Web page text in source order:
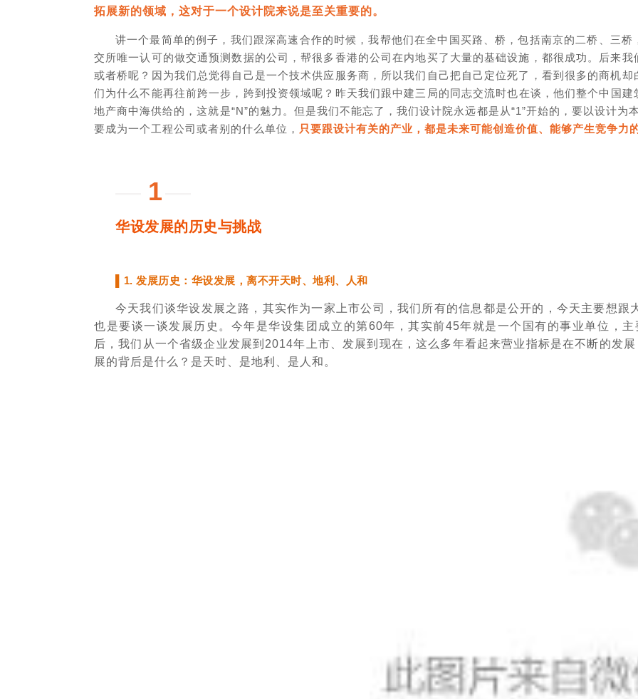
拓展新的领域，这对于一个设计院来说是至关重要的。
讲一个最简单的例子，我们跟深高速合作的时候，我帮他们在全中国买路、桥，包括南京的二桥、三
交所唯一认可的做交通预测数据的公司，帮很多香港的公司在内地买了大量的基础设施，都很成功。后来
或者桥呢？因为我们总觉得自己是一个技术供应服务商，所以我们自己把自己定位死了，看到很多的商机
们为什么不能再往前跨一步，跨到投资领域呢？昨天我们跟中建三局的同志交流时也在谈，他们整个中国
地产商中海供给的，这就是“N”的魅力。但是我们不能忘了，我们设计院永远都是从“1”开始的，要以设计为
要成为一个工程公司或者别的什么单位， 只要跟设计有关的产业，都是未来可能创造价值、能够产生竞争力
1
华设发展的历史与挑战
▌1. 发展历史：华设发展，离不开天时、地利、人和
今天我们谈华设发展之路，其实作为一家上市公司，我们所有的信息都是公开的，今天主要想跟
也是要谈一谈发展历史。今年是华设集团成立的第60年，其实前45年就是一个国有的事业单位，
后，我们从一个省级企业发展到2014年上市、发展到现在，这么多年看起来营业指标是在不断的发
展的背后是什么？是天时、是地利、是人和。